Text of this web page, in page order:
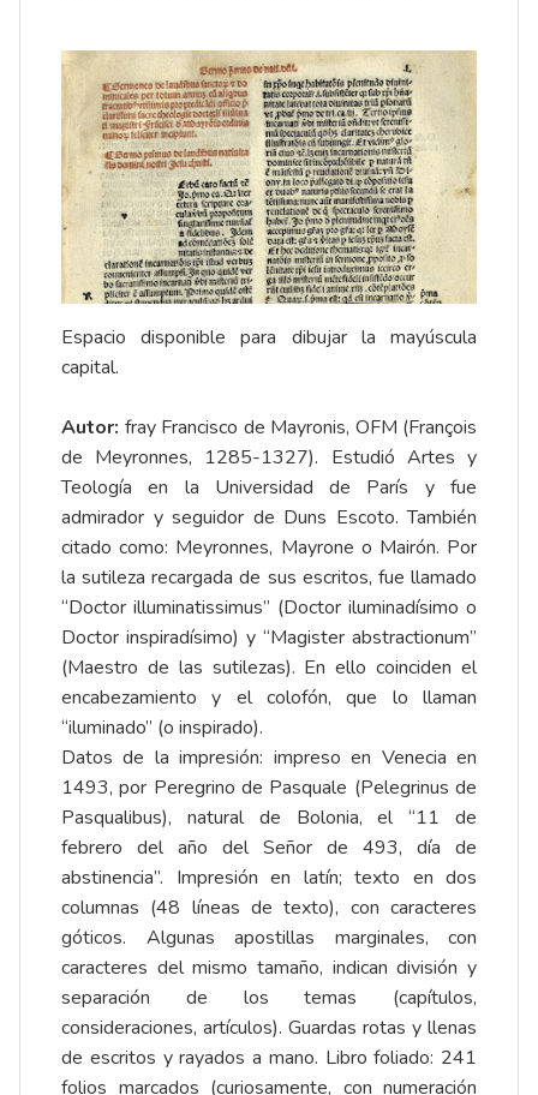
Espacio disponible para dibujar la mayúscula
capital.
Autor: fray Francisco de Mayronis, OFM (François
de Meyronnes, 1285-1327). Estudió Artes y
Teología en la Universidad de París y fue
admirador y seguidor de Duns Escoto. También
citado como: Meyronnes, Mayrone o Mairón. Por
la sutileza recargada de sus escritos, fue llamado
“Doctor illuminatissimus” (Doctor iluminadísimo o
Doctor inspiradísimo) y “Magister abstractionum”
(Maestro de las sutilezas). En ello coinciden el
encabezamiento y el colofón, que lo llaman
“iluminado” (o inspirado).
Datos de la impresión: impreso en Venecia en
1493, por Peregrino de Pasquale (Pelegrinus de
Pasqualibus), natural de Bolonia, el “11 de
febrero del año del Señor de 493, día de
abstinencia”. Impresión en latín; texto en dos
columnas (48 líneas de texto), con caracteres
góticos. Algunas apostillas marginales, con
caracteres del mismo tamaño, indican división y
separación de los temas (capítulos,
consideraciones, artículos). Guardas rotas y llenas
de escritos y rayados a mano. Libro foliado: 241
folios marcados (curiosamente, con numeración